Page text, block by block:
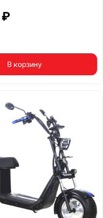
₽
В корзину